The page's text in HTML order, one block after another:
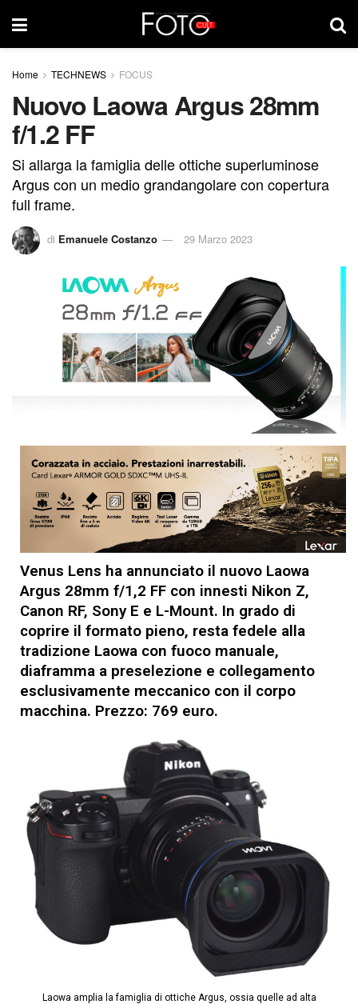
Home TECHNEWS FOCUS
Nuovo Laowa Argus 28mm
f/1.2 FF
Si allarga la famiglia delle ottiche superluminose
Argus con un medio grandangolare con copertura
full frame.
di Emanuele Costanzo 29 Marzo 2023
Venus Lens ha annunciato il nuovo Laowa
Argus 28mm f/1,2 FF con innesti Nikon Z,
Canon RF, Sony E e L-Mount. In grado di
coprire il formato pieno, resta fedele alla
tradizione Laowa con fuoco manuale,
diaframma a preselezione e collegamento
esclusivamente meccanico con il corpo
macchina. Prezzo: 769 euro.
Laowa amplia la famiglia di ottiche Argus, ossia quelle ad alta